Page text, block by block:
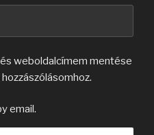
weboldalcímem mentése
email.